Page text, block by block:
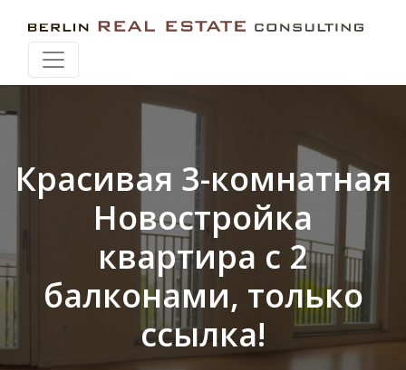
Красивая 3-комнатная
Новостройка
квартира с 2
балконами, только
ссылка!
Искать при перемещении карты